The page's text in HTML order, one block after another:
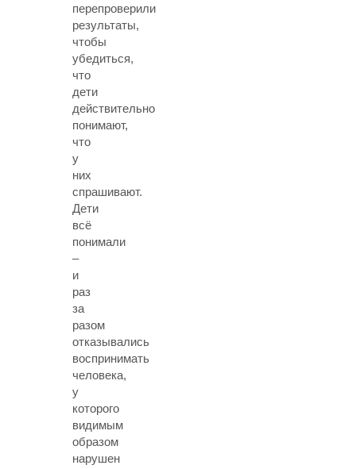
перепроверили
результаты,
чтобы
убедиться,
что
дети
действительно
понимают,
что
у
них
спрашивают.
Дети
всё
понимали
–
и
раз
за
разом
отказывались
воспринимать
человека,
у
которого
видимым
образом
нарушен